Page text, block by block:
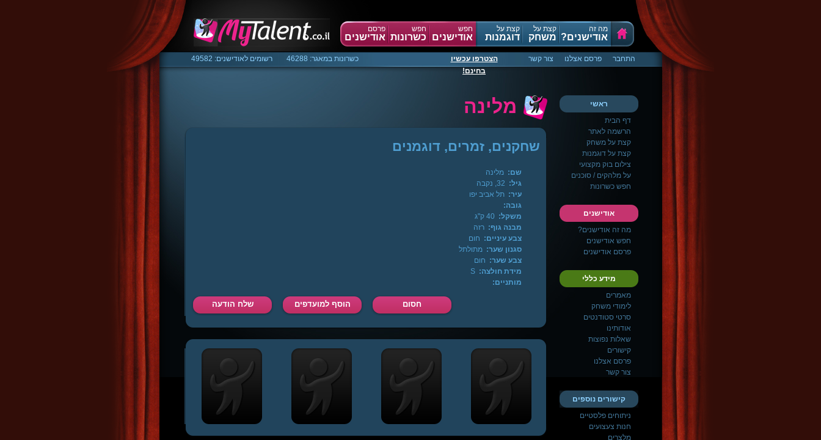
פרסם
אודישנים
חפש
כשרונות
חפש
אודישנים
קצת על
דוגמנות
קצת על
משחק
מה זה
אודישנים?
התחבר פרסם אצלנו צור קשר
הצטרפו עכשיו
בחינם!
כשרונות במאגר: 46288 רשומים לאודישנים: 49582
מלינה
שחקנים, זמרים, דוגמנים
שם: מלינה
גיל:
עיר: תל אביב יפו
גובה:
משקל:
מבנה גוף: רזה
צבע עיניים: חום
סגנון שער: מתולתל
צבע שער: חום
מידת חולצה:
מותניים:
שלח הודעה הוסף למועדפים חסום
ראשי
דף הבית
הרשמה לאתר
קצת על משחק
קצת על דוגמנות
צילום בוק מקצועי
על מלהקים / סוכנים
חפש כשרונות
אודישנים
מה זה אודישנים?
חפש אודישנים
פרסם אודישנים
מידע כללי
מאמרים
לימודי משחק
סרטי סטודנטים
אודותינו
שאלות נפוצות
קישורים
פרסם אצלנו
צור קשר
קישורים נוספים
ניתוחים פלסטיים
חנות צעצועים
מלצרים